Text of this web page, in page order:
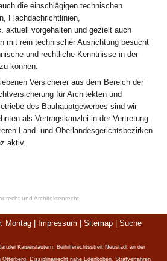
die einschlägigen technischen
Flachdachrichtlinien,
aktuell vorgehalten und gezielt auch
mit rein technischer Ausrichtung besucht
und rechtliche Kenntnisse in der
können.
Versicherer aus dem Bereich der
für Architekten und
des Bauhauptgewerbes sind wir
als Vertragskanzlei in der Vertretung
Land- und Oberlandesgerichtsbezirken
aktiv.
und Architektenrecht
Montag | Impressum Sitemap Suche
Kaiserslautern, Beihilferechtsstreit Neustadt an der
Otterberg, Disziplinarrecht nahe Edenkoben, Strafverfahren